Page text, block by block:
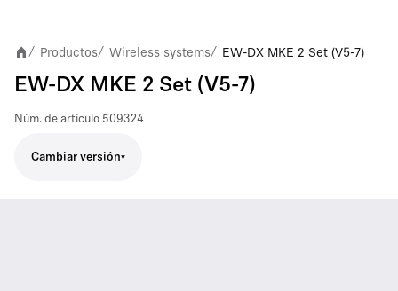
/ Productos/ Wireless systems/ EW-DX MKE 2 Set (V5-7)
EW-DX MKE 2 Set (V5-7)
Núm. de artículo 509324
Cambiar versión